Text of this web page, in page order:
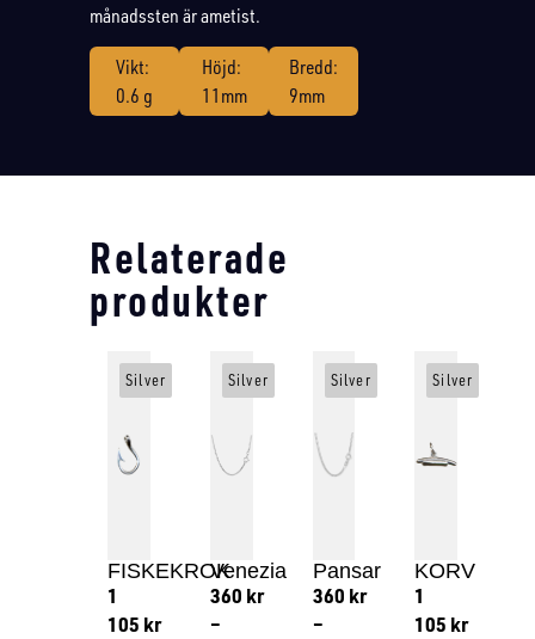
månadssten är ametist.
Vikt:
0.6 g
Höjd:
11mm
Bredd:
9mm
Relaterade
produkter
FISKEKROK
1
105 kr
Silver
Venezia
360 kr
–
Silver
Pansar
360 kr
–
Silver
KORV
1
105 kr
Silver